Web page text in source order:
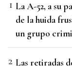
La A-52, a su
de la huida
un grupo
Las retiradas